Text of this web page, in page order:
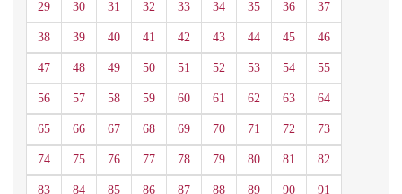
29 30 31 32 33 34 35 36 37
38 39 40 41 42 43 44 45 46
47 48 49 50 51 52 53 54 55
56 57 58 59 60 61 62 63 64
65 66 67 68 69 70 71 72 73
74 75 76 77 78 79 80 81 82
83 84 85 86 87 88 89 90 91